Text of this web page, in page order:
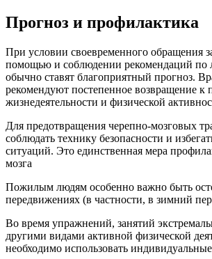
Прогноз и профилактика
При условии своевременного обращения
помощью и соблюдении рекомендаций по
обычно ставят благоприятный прогноз.
рекомендуют постепенное возвращение к
жизнедеятельности и физической
Для предотвращения черепно-мозговых
соблюдать технику безопасности и
ситуаций. Это единственная мера
мозга
Пожилым людям особенно важно быть
передвижениях (в частности, в зимний
Во время упражнений, занятий
другими видами активной физической
необходимо использовать